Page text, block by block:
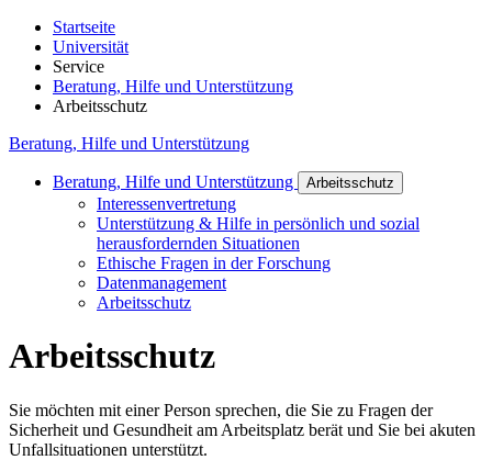
Startseite
Universität
Service
Beratung, Hilfe und Unterstützung
Arbeitsschutz
Beratung, Hilfe und Unterstützung
Beratung, Hilfe und Unterstützung Arbeitsschutz
Interessenvertretung
Unterstützung & Hilfe in persönlich und sozial
herausfordernden Situationen
Ethische Fragen in der Forschung
Datenmanagement
Arbeitsschutz
Arbeitsschutz
Sie möchten mit einer Person sprechen, die Sie zu Fragen der
Sicherheit und Gesundheit am Arbeitsplatz berät und Sie bei akuten
Unfallsituationen unterstützt.